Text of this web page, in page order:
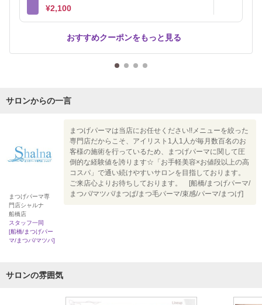
¥2,100
おすすめクーポンをもっと見る
サロンからの一言
まつげパーマ専
門店シャルナ
船橋店
スタッフ一同
[船橋/まつげパー
マ/まつパ/マツパ]
まつげパーマは当店にお任せください!!メニューを絞った
専門店だからこそ、アイリスト1人1人が毎月数百名のお
客様の施術を行っているため、まつげパーマに関して圧
倒的な経験値を誇ります☆「お手軽美容×お値段以上の高
コスパ」で通い続けやすいサロンを目指しております。
ご来店心よりお待ちしております。 [船橋/まつげパーマ/
まつパ/マツパ/まつぱ/まつ毛パーマ/束感/パーマ/まつげ]
サロンの雰囲気